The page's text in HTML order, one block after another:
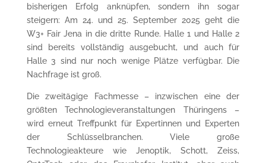
bisherigen Erfolg anknüpfen, sondern ihn sogar
steigern: Am 24. und 25. September 2025 geht die
W3+ Fair Jena in die dritte Runde. Halle 1 und Halle 2
sind bereits vollständig ausgebucht, und auch für
Halle 3 sind nur noch wenige Plätze verfügbar. Die
Nachfrage ist groß.
Die zweitägige Fachmesse – inzwischen eine der
größten Technologieveranstaltungen Thüringens –
wird erneut Treffpunkt für Expertinnen und Experten
der Schlüsselbranchen. Viele große
Technologieakteure wie Jenoptik, Schott, Zeiss,